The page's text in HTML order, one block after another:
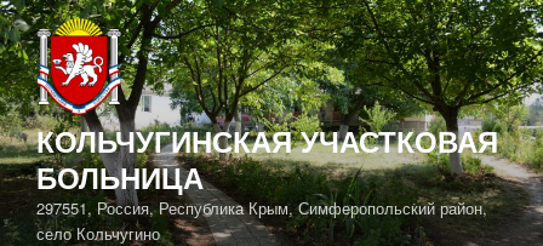
Перейти
к
содержимому
КОЛЬЧУГИНСКАЯ УЧАСТКОВАЯ
БОЛЬНИЦА
297551, Россия, Республика Крым, Симферопольский район,
село Кольчугино